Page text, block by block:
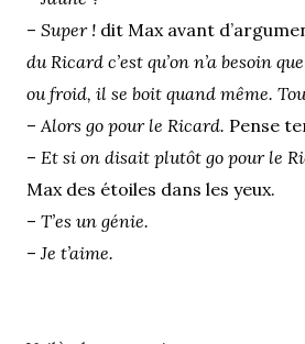
– Super ! dit Max avant
du Ricard c’est qu’on n’a besoin
ou froid, il se boit quand même.
– Alors go pour le Ricard. Pense
– Et si on disait plutôt go pour le
Max des étoiles dans les yeux.
– T’es un génie.
– Je t’aime.